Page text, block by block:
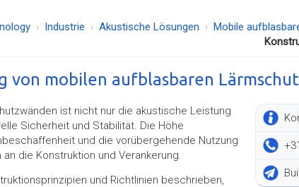
Industrie Akustische Lösungen
Mobile
von mobilen aufblasbaren
ist nicht nur die akustische Leistung
Sicherheit und Stabilität. Die Höhe
und die vorübergehende Nutzung
die Konstruktion und Verankerung.
und Richtlinien beschrieben,